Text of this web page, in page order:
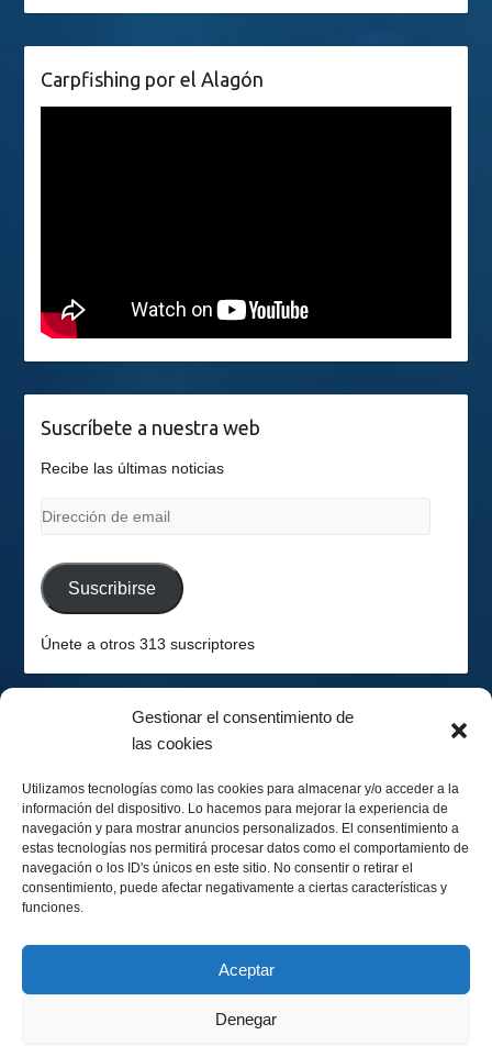
Gestionar el consentimiento de
las cookies
Utilizamos tecnologías como las cookies para almacenar y/o acceder a la
información del dispositivo. Lo hacemos para mejorar la experiencia de
navegación y para mostrar anuncios personalizados. El consentimiento a
estas tecnologías nos permitirá procesar datos como el comportamiento de
navegación o los ID's únicos en este sitio. No consentir o retirar el
consentimiento, puede afectar negativamente a ciertas características y
funciones.
Aceptar
Denegar
Carpfishing por el Alagón
Suscríbete a nuestra web
Recibe las últimas noticias
Dirección
email
Suscribirse
Únete a otros 313 suscriptores
Hemisferio Sur
Calendario Lunar